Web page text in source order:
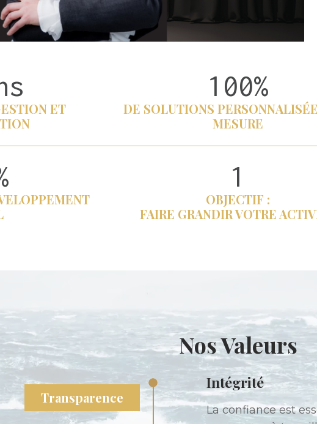
ET
0
100%
DE SOLUTIONS
MESURE
1
OBJECTIF :
FAIRE GRANDIR VOTRE
Nos Valeurs
Transparence
Intégrité
La confiance est